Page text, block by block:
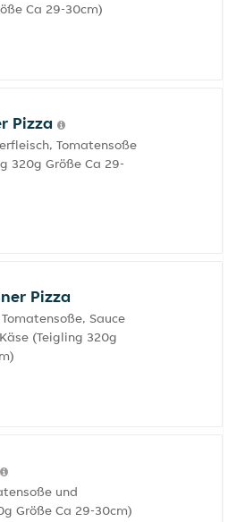
Ca 29-30cm)
Pizza
Tomatensoße
320g Größe Ca 29-
Pizza
Sauce
(Teigling 320g
und
Größe Ca 29-30cm)